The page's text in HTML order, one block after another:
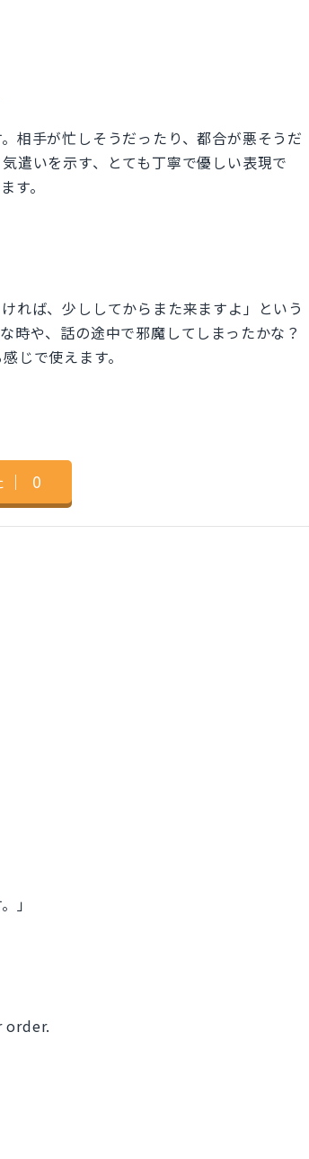
相手が忙しそうだったり、都合が悪そうだ
遣いを示す、とても丁寧で優しい表現で
す。
れば、少ししてからまた来ますよ」という
時や、話の途中で邪魔してしまったかな？
じで使えます。
｜ 0
」
order.